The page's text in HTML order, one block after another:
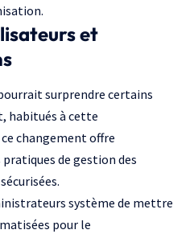
et
surprendre certains
habitués à cette
changement offre
de gestion des
système de mettre
pour le